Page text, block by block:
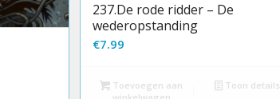
237.De rode ridder – De
wederopstanding
€7.99
Toevoegen aan
Toon details